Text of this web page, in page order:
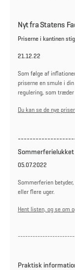
Nyt fra Statens
Priserne i kantinen
21.12.22
Som følge af
priserne en smule i
regulering, som
Du kan se de nye
05.07.2022
Sommerferien
eller flere uger.
Hent listen, og se om
Praktisk